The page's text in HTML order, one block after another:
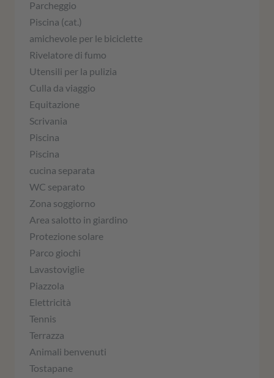
Parcheggio
Piscina (cat.)
amichevole per le biciclette
Rivelatore di fumo
Utensili per la pulizia
Culla da viaggio
Equitazione
Scrivania
Piscina
Piscina
cucina separata
WC separato
Zona soggiorno
Area salotto in giardino
Protezione solare
Parco giochi
Lavastoviglie
Piazzola
Elettricità
Tennis
Terrazza
Animali benvenuti
Tostapane